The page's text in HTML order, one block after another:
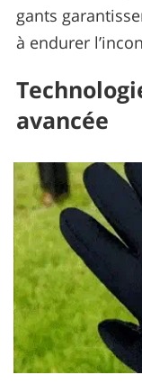
gants
à endurer
avancée